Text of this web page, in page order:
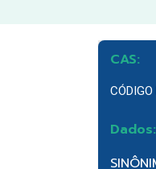
CAS:
Dados: